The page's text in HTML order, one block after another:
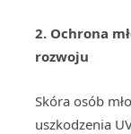
2. Ochrona
rozwoju
Skóra osób
uszkodzenia